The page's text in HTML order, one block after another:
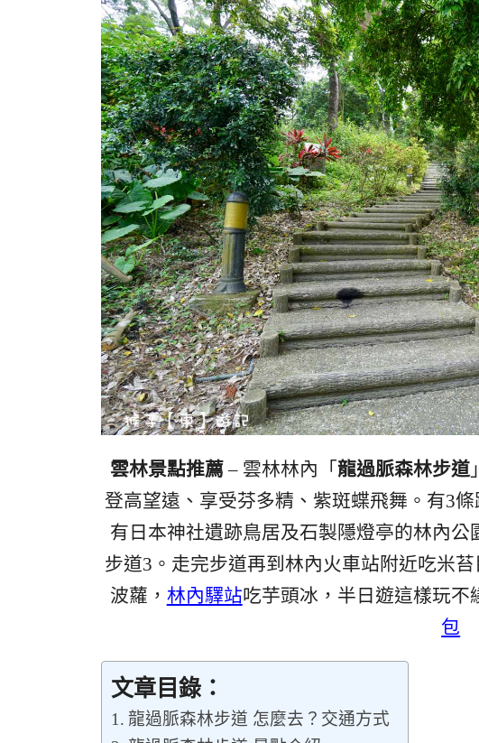
雲林景點推薦– 雲林林內「 龍過脈森林步道
登高望遠、享受芬多精、紫斑蝶飛舞。有3
有日本神社遺跡鳥居及石製隱燈亭的林內
步道3。走完步道再到林內火車站附近吃米
波蘿， 林內驛站吃芋頭冰，半日遊這樣玩不
包
文章目錄：
龍過脈森林步道 怎麼去？交通方式